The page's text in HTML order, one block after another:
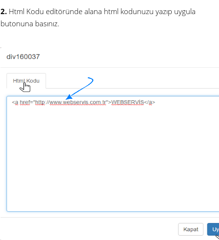
2. Html Kodu editöründe alana html kodunuzu yazıp uygula
butonuna basınız.